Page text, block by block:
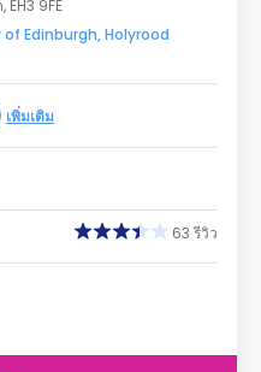
9FE
Edinburgh, Holyrood
เพิ่มเติม
63 รีวิว